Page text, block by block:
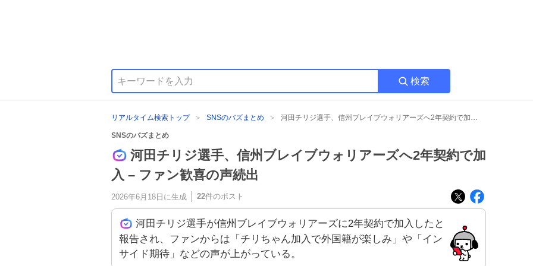
検索
リアルタイム検索トップ SNSのバズまとめ 河田チリジ選手、信州ブレイブウォリアーズへ2年契約で加入 – ファン歓喜の声続出
SNSのバズまとめ
河田チリジ選手、信州ブレイブウォリアーズへ2年契約で加
入 – ファン歓喜の声続出
2026年6月18日 に生成 22件のポスト
河田チリジ選手が信州ブレイブウォリアーズに2年契約で加入したと
報告され、ファンからは「チリちゃん加入で外国籍が楽しみ」や「イン
サイド期待」などの声が上がっている。